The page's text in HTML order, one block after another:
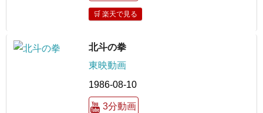
🛒 楽天で見る
北斗の拳
東映動画
1986-08-10
3分動画